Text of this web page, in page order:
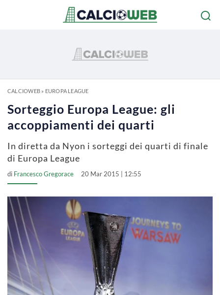
CALCIOWEB» EUROPA LEAGUE
Sorteggio Europa League: gli
accoppiamenti dei quarti
In diretta da Nyon i sorteggi dei quarti di finale
di Europa League
di Francesco Gregorace 20 Mar 2015 | 12:55